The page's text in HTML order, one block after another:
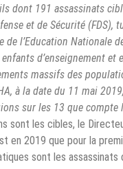
dont 191 assassinats
et de Sécurité
l’Education Nationale
d’enseignement
massifs des
à la date du 11 mai
sur les 13 que
les cibles, le
en 2019 que pour la
sont les